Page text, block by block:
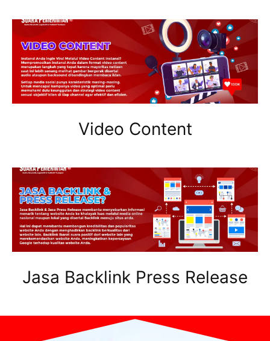
Video Content
Jasa Backlink Press Release